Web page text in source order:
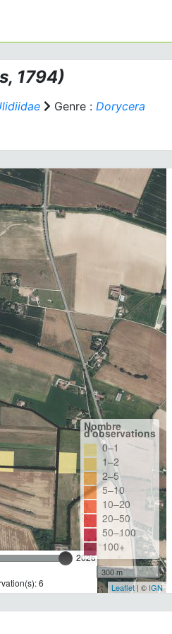
1794)
Genre : Dorycera
2026
6
Nombre
d'observations
0–1
1–2
2–5
5–10
10–20
20–50
50–100
100+
300 m
Leaflet| © IGN